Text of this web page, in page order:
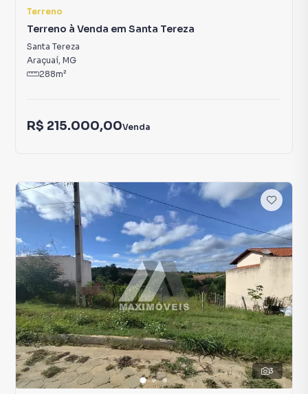
Terreno
Terreno à Venda em Santa Tereza
Santa Tereza
Araçuaí, MG
288m²
R$ 215.000,00Venda
3